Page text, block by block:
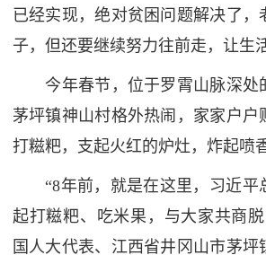
已经实现，绝对贫困问题解决了，
子，但还要继续努力往前走，让生
今年春节，位于罗霄山脉深处
茅坪镇神山村格外热闹，家家户户
打糍粑，支起火红的炉灶，炸起喷
“8年前，就是在这里，习近平
起打糍粑、吃米果，与大家共商
国人大代表、江西省井冈山市茅坪